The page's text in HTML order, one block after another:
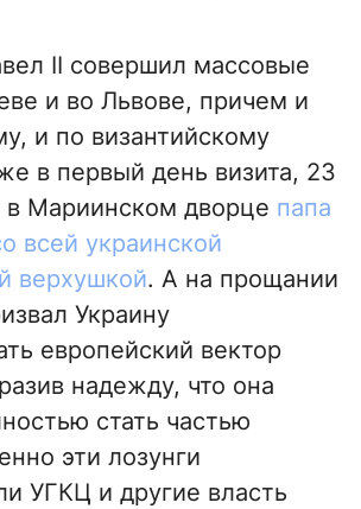
II совершил массовые
и во Львове, причем и
и по византийскому
в первый день визита, 23
в Мариинском дворце папа
всей украинской
верхушкой. А на прощании
Украину
европейский вектор
надежду, что она
стать частью
эти лозунги
УГКЦ и другие власть